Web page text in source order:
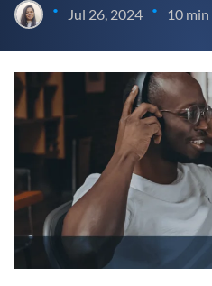
• Jul 26, 2024 • 10 min